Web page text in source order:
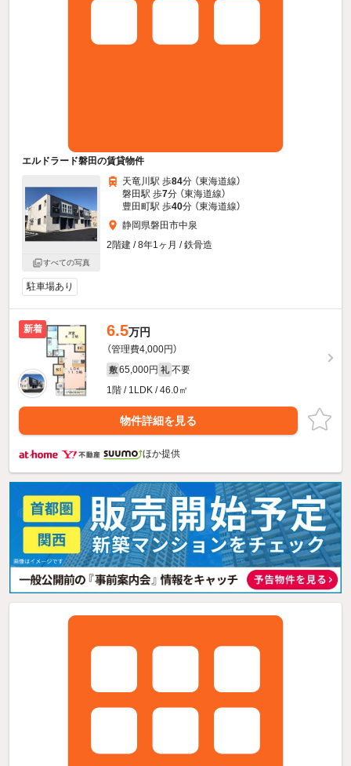
エルドラード磐田の賃貸物件
すべての写真
天竜川駅 歩84分 （東海道線）
磐田駅 歩7分 （東海道線）
豊田町駅 歩40分 （東海道線）
静岡県磐田市中泉
2階建 / 8年1ヶ月 / 鉄骨造
駐車場あり
新着 6.5万円
（管理費4,000円）
敷 65,000円 礼 不要
1階 / 1LDK / 46.0㎡
物件詳細を見る
ほか提供